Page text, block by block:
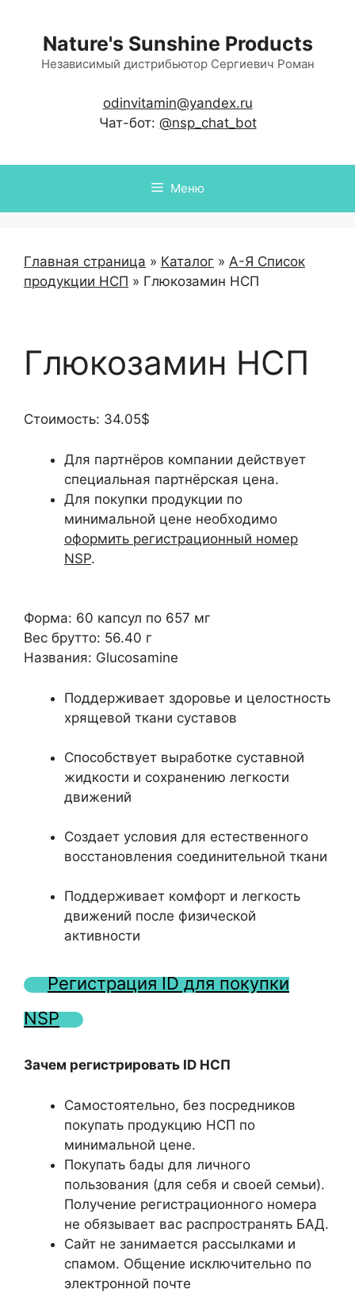
содержимому
Nature's Sunshine Products
Независимый дистрибьютор Сергиевич Роман
odinvitamin@yandex.ru
Чат-бот: @nsp_chat_bot
Меню
Главная страница » Каталог » А-Я Список
продукции НСП » Глюкозамин НСП
Глюкозамин НСП
Стоимость: 34.05$
Для партнёров компании действует
специальная партнёрская цена.
Для покупки продукции по
минимальной цене необходимо
оформить регистрационный номер
NSP.
Форма: 60 капсул по 657 мг
Вес брутто: 56.40 г
Названия: Glucosamine
Поддерживает здоровье и целостность
хрящевой ткани суставов
Способствует выработке суставной
жидкости и сохранению легкости
движений
Создает условия для естественного
восстановления соединительной ткани
Поддерживает комфорт и легкость
движений после физической
активности
Регистрация ID для покупки
NSP
Зачем регистрировать ID НСП
Самостоятельно, без посредников
покупать продукцию НСП по
минимальной цене.
Покупать бады для личного
пользования (для себя и своей семьи).
Получение регистрационного номера
не обязывает вас распространять БАД.
Сайт не занимается рассылками и
спамом. Общение исключительно по
электронной почте